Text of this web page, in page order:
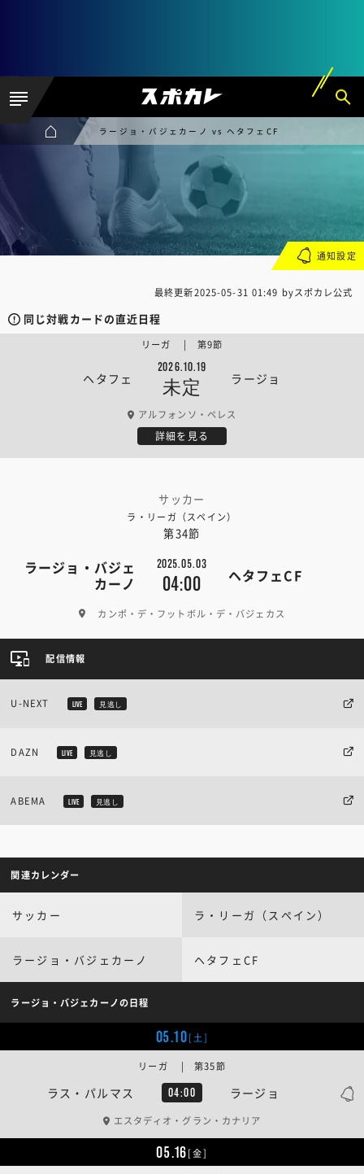
ラージョ・バジェカーノ vs ヘタフェCF
最終更新2025-05-31 01:49 byスポカレ公式
同じ対戦カードの直近日程
ヘタフェ
2026.10.19
未定 ラージョ
リーガ | 第9節
アルフォンソ・ペレス
詳細を見る
サッカー
ラ・リーガ（スペイン）
第34節
ラージョ・バジェ
カーノ
2025.05.03
04:00 ヘタフェCF
カンポ・デ・フットボル・デ・バジェカス
通知設定
配信情報
U-NEXT LIVE 見逃し
DAZN LIVE 見逃し
ABEMA LIVE 見逃し
関連カレンダー
サッカー ラ・リーガ（スペイン）
ラージョ・バジェカーノ ヘタフェCF
ラージョ・バジェカーノの日程
05.10[土]
ラス・パルマス 04:00 ラージョ
リーガ | 第35節
エスタディオ・グラン・カナリア
05.16[金]